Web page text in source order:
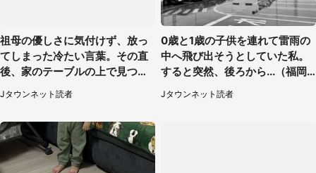
祖母の優しさに気付けず、放っ
てしまった冷たい言葉。その直
後、家のテーブルの上で見つけ
たものは（福岡県・30代女性）
Jタウンネット読者
0歳と1歳の子供を連れて雷雨の
中へ飛び出そうとしていた私。
すると突然、後ろから...（福岡
県・30代女性）
Jタウンネット読者